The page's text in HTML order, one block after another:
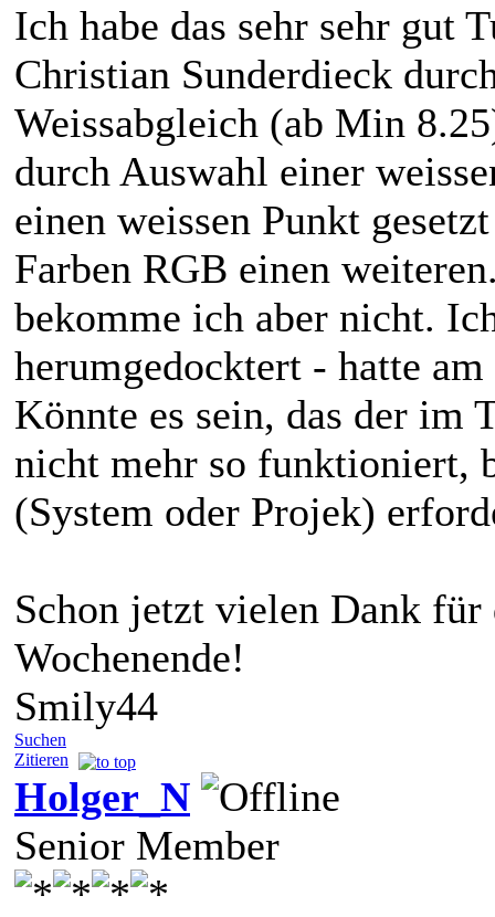
Ich habe das sehr sehr gut
Christian Sunderdieck
Weissabgleich (ab Min
durch Auswahl einer
einen weissen Punkt
Farben RGB einen
bekomme ich aber nicht.
herumgedocktert - hatte
Könnte es sein, das der im
nicht mehr so funktioniert,
(System oder Projek)
Schon jetzt vielen Dank für
Wochenende!
Smily44
Suchen
Zitieren
Holger_N
Senior Member